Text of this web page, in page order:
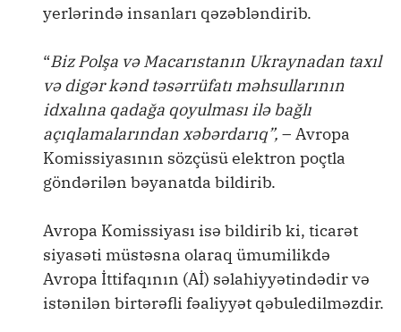
yerlərində insanları qəzəbləndirib.
“Biz Polşa və Macarıstanın Ukraynadan taxıl
və digər kənd təsərrüfatı məhsullarının
idxalına qadağa qoyulması ilə bağlı
açıqlamalarından xəbərdarıq”, – Avropa
Komissiyasının sözçüsü elektron poçtla
göndərilən bəyanatda bildirib.
Avropa Komissiyası isə bildirib ki, ticarət
siyasəti müstəsna olaraq ümumilikdə
Avropa İttifaqının (Aİ) səlahiyyətindədir və
istənilən birtərəfli fəaliyyət qəbuledilməzdir.